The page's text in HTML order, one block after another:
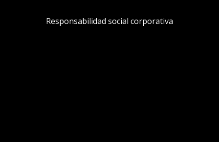
Responsabilidad social corporativa